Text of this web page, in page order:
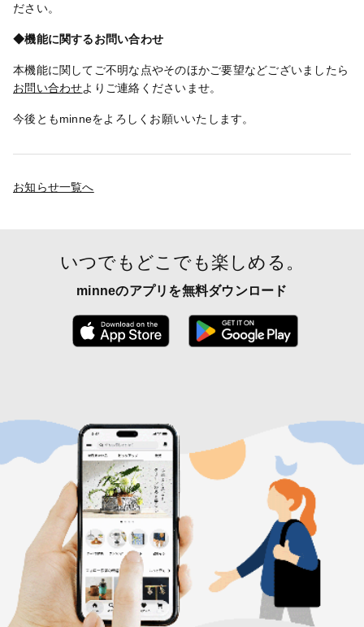
ださい。
◆機能に関するお問い合わせ
本機能に関してご不明な点やそのほかご要望などございましたら
お問い合わせよりご連絡くださいませ。
今後ともminneをよろしくお願いいたします。
お知らせ一覧へ
いつでもどこでも楽しめる。
minneのアプリを無料ダウンロード
App Store からダウンロード